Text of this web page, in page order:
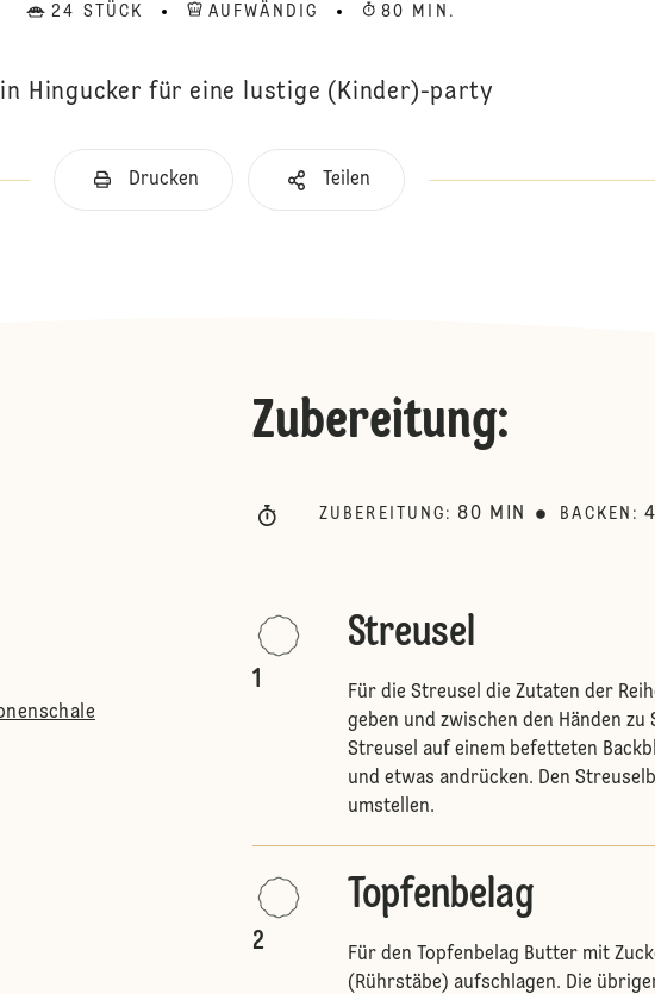
24 STÜCK AUFWÄNDIG 80 MIN.
Hingucker für eine lustige (Kinder)-party
Drucken Teilen
Zubereitung:
ZUBEREITUNG : 80 MIN BACKEN :
1
Streusel
Für die Streusel die Zutaten der
geben und zwischen den Händen
Streusel auf einem befetteten
und etwas andrücken. Den
umstellen.
2
Topfenbelag
Für den Topfenbelag Butter mit
(Rührstäbe) aufschlagen. Die